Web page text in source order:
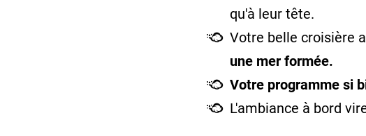
qu'à leur tête.
Votre belle croisière
une mer formée.
Votre programme si
L'ambiance à bord